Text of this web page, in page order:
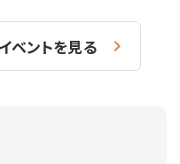
ベントを見る